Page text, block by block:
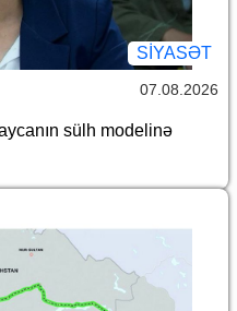
SİYASƏT
07.08.2026
sülh modelinə